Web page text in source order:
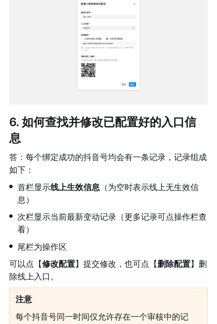
6. 如何查找并修改已配置好的入口信
息
答：每个绑定成功的抖音号均会有一条记录，记录组成
如下：
• 首栏显示线上生效信息 （为空时表示线上无生效信
息）
• 次栏显示当前最新变动记录（更多记录可点操作栏查
看）
• 尾栏为操作区
可以点【修改配置】提交修改，也可点【删除配置】删
除线上入口。
注意
每个抖音号同一时间仅允许存在一个审核中的记